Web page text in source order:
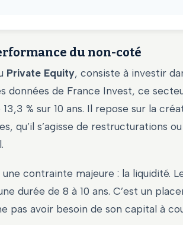
du non-coté
Private Equity, consiste à investir
données de France Invest, ce
% sur 10 ans. Il repose sur la
qu’il s’agisse de restructurations
contrainte majeure : la liquidité.
durée de 8 à 10 ans. C’est un
pas avoir besoin de son capital à